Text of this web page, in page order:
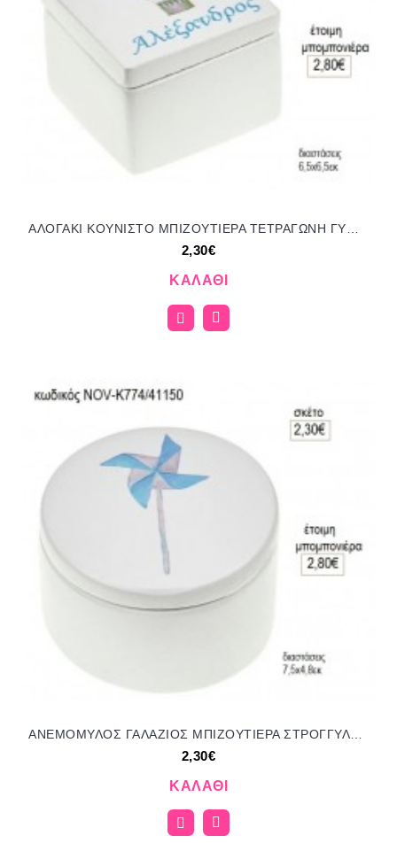
ΑΛΟΓΑΚΙ ΚΟΥΝΙΣΤΟ ΜΠΙΖΟΥΤΙΕΡΑ ΤΕΤΡΑΓΩΝΗ ΓΥΨΙΝΗ για μπομπονιέρες γούρι δώρο NOV-Κ794/41150 2.30€!!!
2,30€
ΚΑΛΆΘΙ
2,30€
ΚΑΛΆΘΙ